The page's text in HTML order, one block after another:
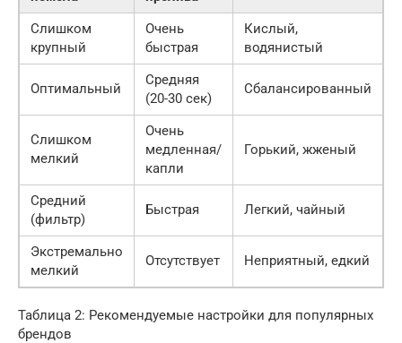
Слишком
крупный
Очень
быстрая
Кислый,
водянистый
Оптимальный
Средняя
(20-30 сек)
Сбалансированный
Слишком
мелкий
Очень
медленная/
капли
Горький, жженый
Средний
(фильтр)
Быстрая Легкий, чайный
Экстремально
мелкий
Отсутствует Неприятный, едкий
Таблица 2: Рекомендуемые настройки для популярных
брендов